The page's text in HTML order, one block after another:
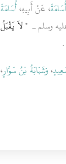
، عَنْ أَبِيهِ،أُسَامَةَ
وسلم ـ "‏ لاَ يَقْبَلُ
‏ ‏.‏
،وَشَبَابَةُ بْنُ سَوَّارٍ،